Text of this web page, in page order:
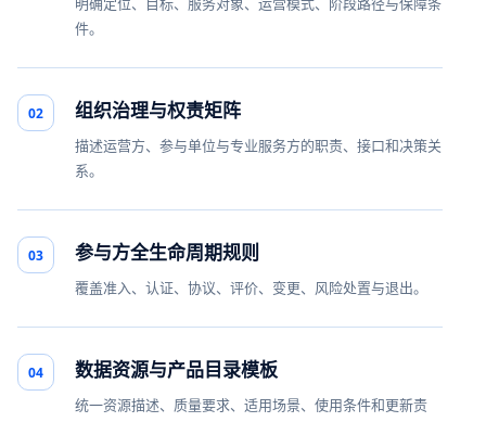
件。
02 组织治理与权责矩阵
描述运营方、参与单位与专业服务方的职责、接口和决策关
系。
03 参与方全生命周期规则
覆盖准入、认证、协议、评价、变更、风险处置与退出。
04 数据资源与产品目录模板
统一资源描述、质量要求、适用场景、使用条件和更新责